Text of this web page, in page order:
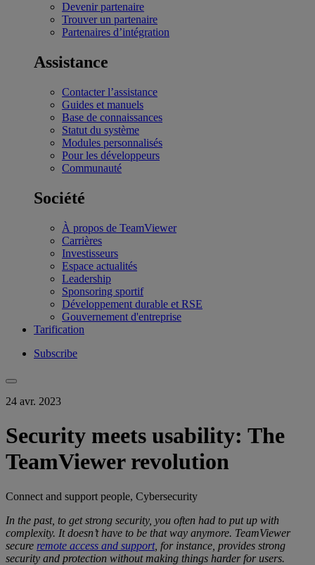
Devenir partenaire
Trouver un partenaire
Partenaires d’intégration
Assistance
Contacter l’assistance
Guides et manuels
Base de connaissances
Statut du système
Modules personnalisés
Pour les développeurs
Communauté
Société
À propos de TeamViewer
Carrières
Investisseurs
Espace actualités
Leadership
Sponsoring sportif
Développement durable et RSE
Gouvernement d'entreprise
Tarification
Subscribe
24 avr. 2023
Security meets usability: The
TeamViewer revolution
Connect and support people, Cybersecurity
In the past, to getstrong security, you often had to put up with
complexity. It doesn’t have to be that way anymore. TeamViewer
secure remote access and support, for instance, provides strong
security and protection without making things harder for users.